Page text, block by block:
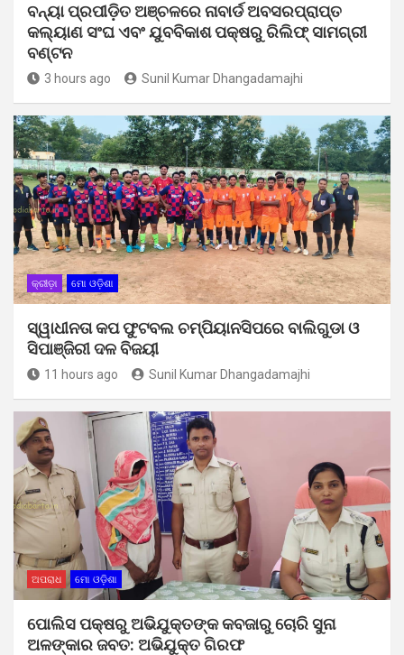
ବନ୍ୟା ପ୍ରପୀଡ଼ିତ ଅଞ୍ଚଳରେ ନାବାର୍ଡ ଅବସରପ୍ରାପ୍ତ
କଲ୍ୟାଣ ସଂଘ ଏବଂ ଯୁବବିକାଶ ପକ୍ଷରୁ ରିଲିଫ୍ ସାମଗ୍ରୀ
ବଣ୍ଟନ
3 hours ago Sunil Kumar Dhangadamajhi
କ୍ରୀଡ଼ା ମୋ ଓଡ଼ିଶା
ସ୍ୱାଧୀନତା କପ ଫୁଟବଲ ଚମ୍ପିୟାନସିପରେ ବାଲିଗୁଡା ଓ
ସିପାଞ୍ଜିରୀ ଦଳ ବିଜୟୀ
11 hours ago Sunil Kumar Dhangadamajhi
ଅପରାଧ ମୋ ଓଡ଼ିଶା
ପୋଲିସ ପକ୍ଷରୁ ଅଭିଯୁକ୍ତଙ୍କ କବଜାରୁ ଚୋରି ସୁନା
ଅଳଙ୍କାର ଜବତ: ଅଭିଯୁକ୍ତ ଗିରଫ